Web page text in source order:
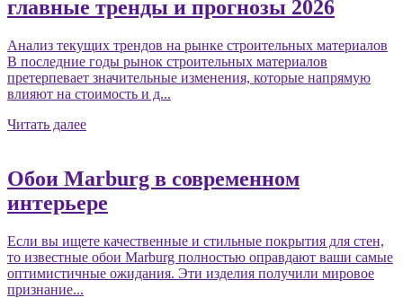
главные тренды и прогнозы 2026
Анализ текущих трендов на рынке строительных материалов
В последние годы рынок строительных материалов
претерпевает значительные изменения, которые напрямую
влияют на стоимость и д...
Читать далее
Обои Marburg в современном
интерьере
Если вы ищете качественные и стильные покрытия для стен,
то известные обои Marburg полностью оправдают ваши самые
оптимистичные ожидания. Эти изделия получили мировое
признание...